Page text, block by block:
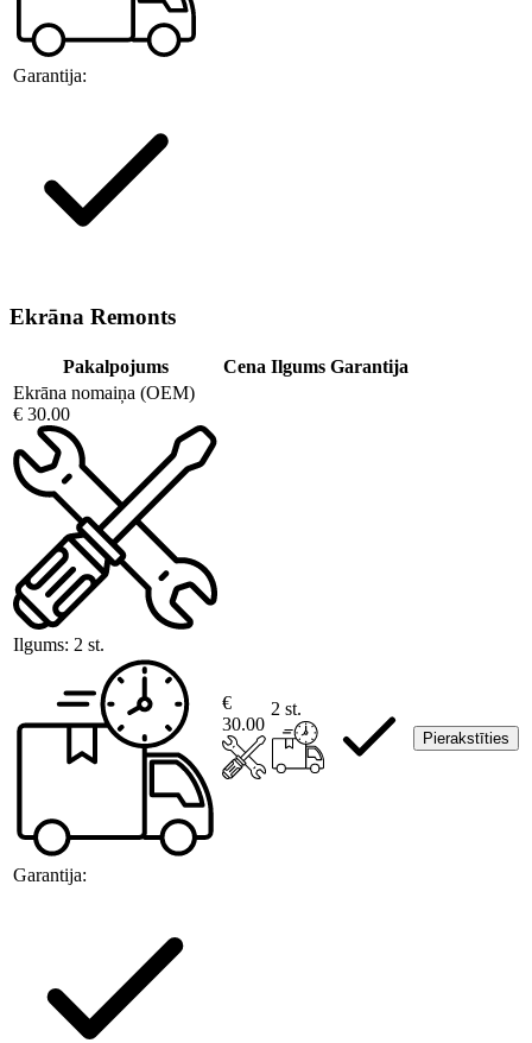
Garantija:
Ekrāna Remonts
Pakalpojums Cena Ilgums Garantija
Ekrāna nomaiņa (OEM)
€ 30.00
Ilgums: 2 st.
Garantija:
€
30.00
2 st.
Pierakstīties